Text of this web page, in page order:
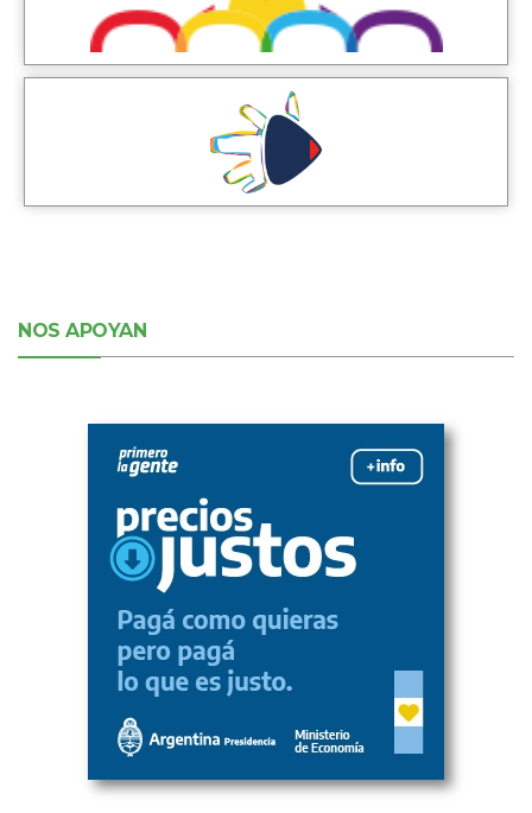
NOS APOYAN